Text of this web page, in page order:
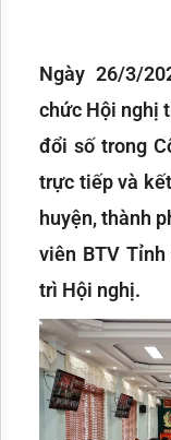
Ngày 26/3/
chức Hội nghị
đổi số trong
trực tiếp và
huyện, thành
viên BTV
trì Hội nghị.